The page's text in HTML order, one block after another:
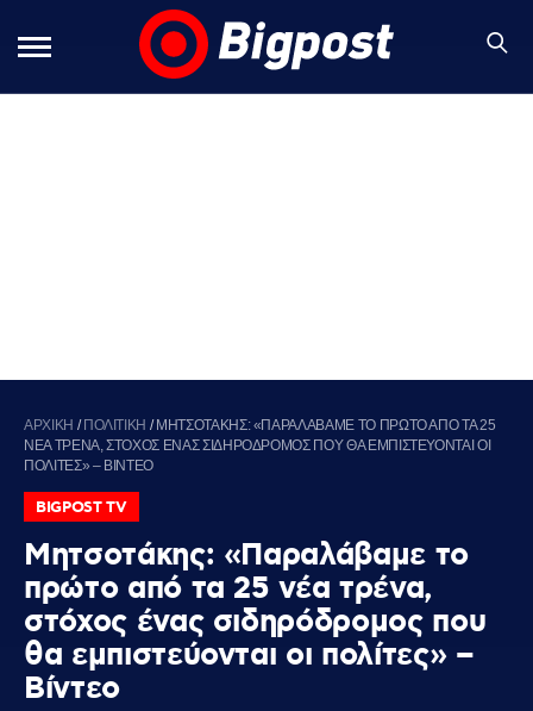
ΑΡΧΙΚΗ / ΠΟΛΙΤΙΚΗ / ΜΗΤΣΟΤΑΚΗΣ: «ΠΑΡΑΛΑΒΑΜΕ ΤΟ ΠΡΩΤΟ ΑΠΟ ΤΑ 25
ΝΕΑ ΤΡΕΝΑ, ΣΤΟΧΟΣ ΕΝΑΣ ΣΙΔΗΡΟΔΡΟΜΟΣ ΠΟΥ ΘΑ ΕΜΠΙΣΤΕΥΟΝΤΑΙ ΟΙ
ΠΟΛΙΤΕΣ» – ΒΙΝΤΕΟ
BIGPOST TV
Μητσοτάκης: «Παραλάβαμε το
πρώτο από τα 25 νέα τρένα,
στόχος ένας σιδηρόδρομος που
θα εμπιστεύονται οι πολίτες» –
Βίντεο